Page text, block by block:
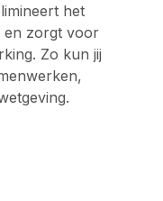
het
en zorgt voor
Zo kun jij